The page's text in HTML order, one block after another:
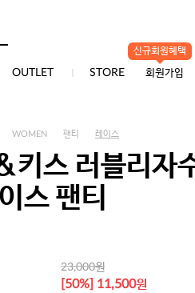
OUTLET STORE
신규회원혜택
회원가입
WOMEN 팬티 레이스
키스 러블리자
스 팬티
23,000원
[50%] 11,500원